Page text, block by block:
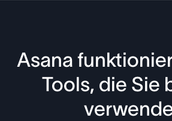
Asana
Tools, die Sie